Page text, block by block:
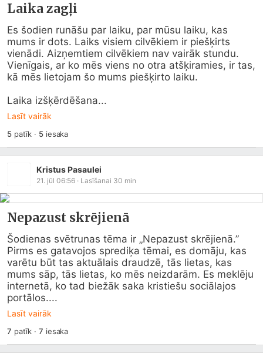
Laika zagļi
Es šodien runāšu par laiku, par mūsu laiku, kas
mums ir dots. Laiks visiem cilvēkiem ir piešķirts
vienādi. Aizņemtiem cilvēkiem nav vairāk stundu.
Vienīgais, ar ko mēs viens no otra atšķiramies, ir tas,
kā mēs lietojam šo mums piešķirto laiku.
Laika izšķērdēšana...
Lasīt vairāk
5patīk · 5iesaka
Kristus Pasaulei
21. jūl 06:56 · Lasīšanai 30 min
Nepazust skrējienā
Šodienas svētrunas tēma ir „Nepazust skrējienā.”
Pirms es gatavojos sprediķa tēmai, es domāju, kas
varētu būt tas aktuālais draudzē, tās lietas, kas
mums sāp, tās lietas, ko mēs neizdarām. Es meklēju
internetā, ko tad biežāk saka kristiešu sociālajos
portālos....
Lasīt vairāk
7 patīk ·7 iesaka